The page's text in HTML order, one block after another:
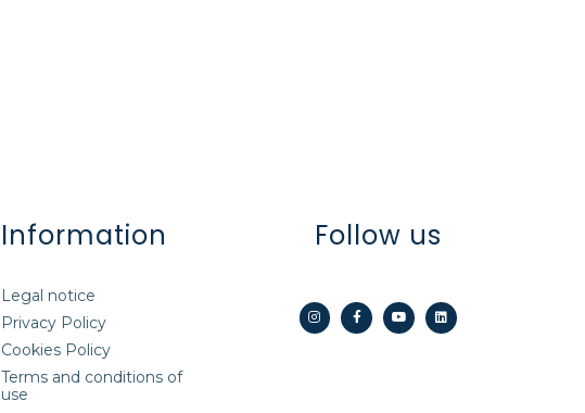
Information
Legal notice
Privacy Policy
Cookies Policy
Terms and conditions of
use
Follow us